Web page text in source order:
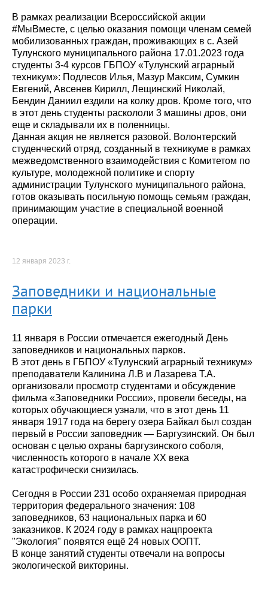
В рамках реализации Всероссийской акции
#МыВместе, с целью оказания помощи членам семей
мобилизованных граждан, проживающих в с. Азей
Тулунского муниципального района 17.01.2023 года
студенты 3-4 курсов ГБПОУ «Тулунский аграрный
техникум»: Подлесов Илья, Мазур Максим, Сумкин
Евгений, Авсенев Кирилл, Лещинский Николай,
Бендин Даниил ездили на колку дров. Кроме того, что
в этот день студенты раскололи 3 машины дров, они
еще и складывали их в поленницы.
Данная акция не является разовой. Волонтерский
студенческий отряд, созданный в техникуме в рамках
межведомственного взаимодействия с Комитетом по
культуре, молодежной политике и спорту
администрации Тулунского муниципального района,
готов оказывать посильную помощь семьям граждан,
принимающим участие в специальной военной
операции.
12 января 2023 г.
Заповедники и национальные
парки
11 января в России отмечается ежегодный День
заповедников и национальных парков.
В этот день в ГБПОУ «Тулунский аграрный техникум»
преподаватели Калинина Л.В и Лазарева Т.А.
организовали просмотр студентами и обсуждение
фильма «Заповедники России», провели беседы, на
которых обучающиеся узнали, что в этот день 11
января 1917 года на берегу озера Байкал был создан
первый в России заповедник — Баргузинский. Он был
основан с целью охраны баргузинского соболя,
численность которого в начале ХХ века
катастрофически снизилась.
Сегодня в России 231 особо охраняемая природная
территория федерального значения: 108
заповедников, 63 национальных парка и 60
заказников. К 2024 году в рамках нацпроекта
"Экология" появятся ещё 24 новых ООПТ.
В конце занятий студенты отвечали на вопросы
экологической викторины.